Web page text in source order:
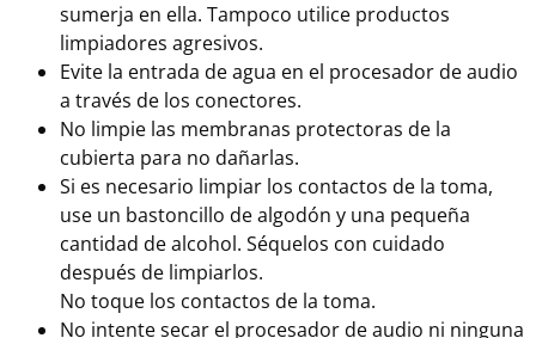
sumerja en ella. Tampoco utilice productos
limpiadores agresivos.
Evite la entrada de agua en el procesador de audio
a través de los conectores.
No limpie las membranas protectoras de la
cubierta para no dañarlas.
Si es necesario limpiar los contactos de la toma,
use un bastoncillo de algodón y una pequeña
cantidad de alcohol. Séquelos con cuidado
después de limpiarlos.
No toque los contactos de la toma.
No intente secar el procesador de audio ni ninguna